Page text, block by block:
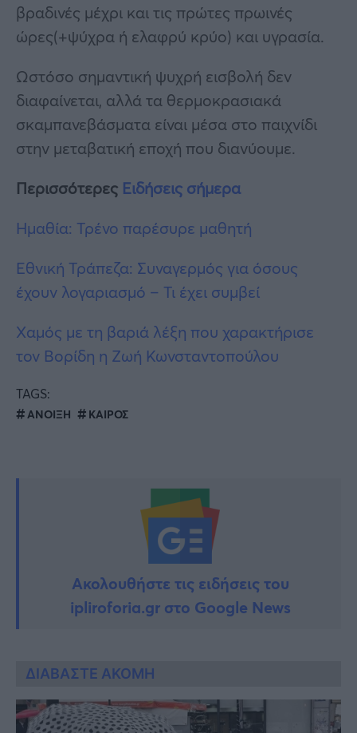
βραδινές μέχρι και τις πρώτες πρωινές
ώρες(+ψύχρα ή ελαφρύ κρύο) και υγρασία.
Ωστόσο σημαντική ψυχρή εισβολή δεν
διαφαίνεται, αλλά τα θερμοκρασιακά
σκαμπανεβάσματα είναι μέσα στο παιχνίδι
στην μεταβατική εποχή που διανύουμε.
Περισσότερες Ειδήσεις σήμερα
Ημαθία: Τρένο παρέσυρε μαθητή
Εθνική Τράπεζα: Συναγερμός για όσους
έχουν λογαριασμό – Τι έχει συμβεί
Xαμός με τη βαριά λέξη που χαρακτήρισε
τον Βορίδη η Ζωή Κωνσταντοπούλου
TAGS:
ΑΝΟΙΞΗ ΚΑΙΡΟΣ
Ακολουθήστε τις ειδήσεις του
ipliroforia.gr στο Google News
ΔΙΑΒΑΣΤΕ ΑΚΟΜΗ